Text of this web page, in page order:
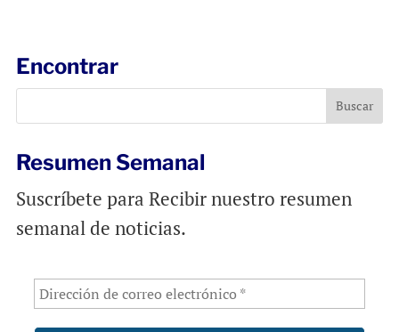
o
k
p
Encontrar
Resumen Semanal
Suscríbete para Recibir nuestro resumen
semanal de noticias.